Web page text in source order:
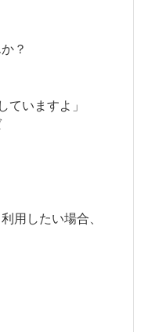
？
ていますよ」
用したい場合、